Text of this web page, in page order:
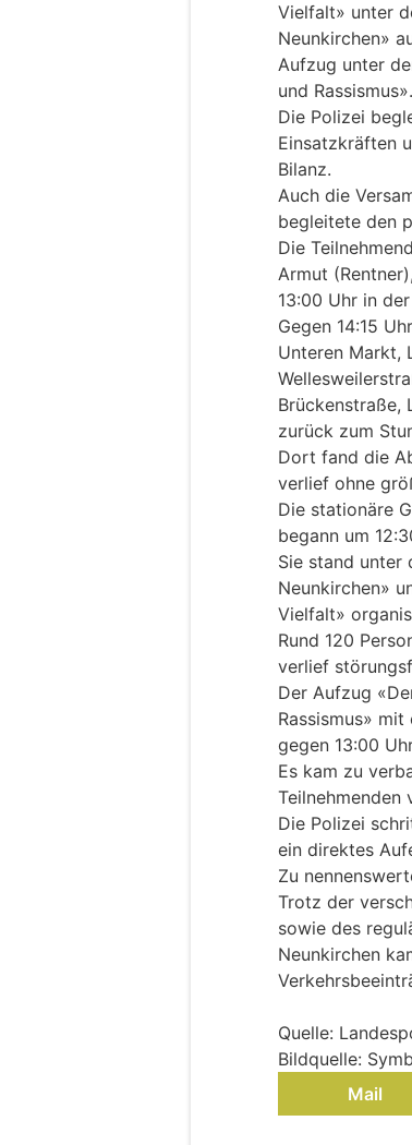
Vielfalt» unter
Neunkirchen»
Aufzug unter
und Rassismus».
Die Polizei
Einsatzkräften
Bilanz.
Auch die
begleitete den
Die
Armut
13:00 Uhr in
Gegen 14:15
Unteren Markt,
Brückenstraße,
zurück zum
Dort fand die
verlief ohne
Die stationäre
begann um
Sie stand unter
Neunkirchen»
Vielfalt»
Rund 120
verlief
Der Aufzug
Rassismus»
gegen 13:00
Es kam zu
Teilnehmenden
Die Polizei
ein direktes
Zu
Trotz der
sowie des
Neunkirchen
Quelle:
Bildquelle:
Mail